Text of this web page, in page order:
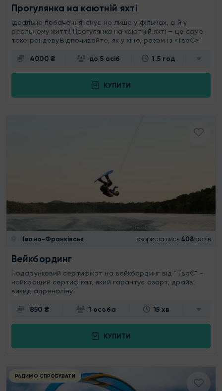
Прогулянка на каютній яхті
Ідеальне побачення існує не лише у фільмах, а й у
реальному житті! Прогулянка на каютній яхті – це саме
таке рандеву.Відпочивайте, як у кіно, разом із «ТвоЄ»!
4000 ₴ до 5 осіб 1.5 год
КУПИТИ
Івано-Франківськ скористались 408 разів
Вейкбординг
Подарунковий сертифікат на вейкбординг від “ТвоЄ” -
найкращий сертифікат, який гарантує азарт, драйв,
викид адреналіну!
850 ₴ 1 особа 15 хв
КУПИТИ
РАДИМО СПРОБУВАТИ